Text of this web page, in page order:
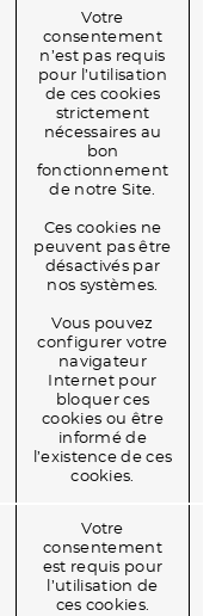
Votre
consentement
n’est pas requis
pour l’utilisation
de ces cookies
strictement
nécessaires au
bon
fonctionnement
de notre Site.
Ces cookies ne
peuvent pas être
désactivés par
nos systèmes.
Vous pouvez
configurer votre
navigateur
Internet pour
bloquer ces
cookies ou être
informé de
l’existence de ces
cookies.
Votre
consentement
est requis pour
l’utilisation de
ces cookies.